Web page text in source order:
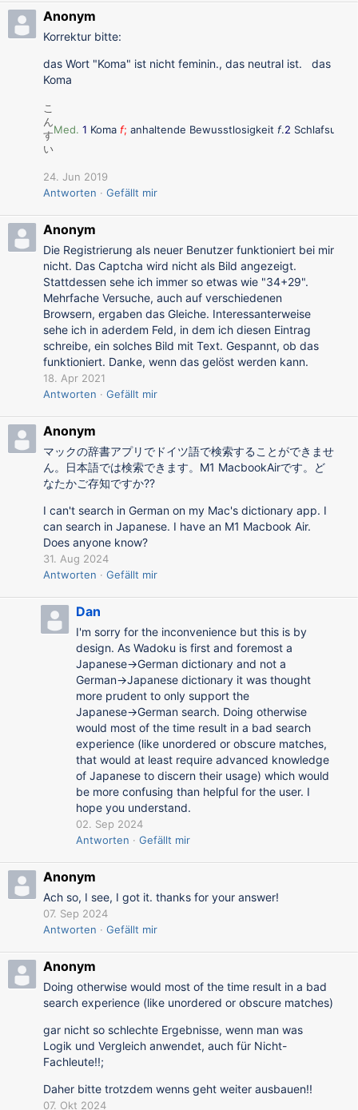
Anonym
Korrektur bitte:
das Wort "Koma" ist nicht feminin., das neutral ist. das
Koma
こ
ん
す
い
Med. 1 Komaf; anhaltende Bewusstlosigkeit f.2 Schlafsucht
24. Jun 2019
Antworten
Gefällt mir
Anonym
Die Registrierung als neuer Benutzer funktioniert bei mir
nicht. Das Captcha wird nicht als Bild angezeigt.
Stattdessen sehe ich immer so etwas wie "34+29".
Mehrfache Versuche, auch auf verschiedenen
Browsern, ergaben das Gleiche. Interessanterweise
sehe ich in aderdem Feld, in dem ich diesen Eintrag
schreibe, ein solches Bild mit Text. Gespannt, ob das
funktioniert. Danke, wenn das gelöst werden kann.
18. Apr 2021
Antworten
Gefällt mir
Anonym
マックの辞書アプリでドイツ語で検索することができませ
ん。日本語では検索できます。M1 MacbookAirです。ど
なたかご存知ですか??
I can't search in German on my Mac's dictionary app. I
can search in Japanese. I have an M1 Macbook Air.
Does anyone know?
31. Aug 2024
Antworten
Gefällt mir
Dan
I'm sorry for the inconvenience but this is by
design. As Wadoku is first and foremost a
Japanese→German dictionary and not a
German→Japanese dictionary it was thought
more prudent to only support the
Japanese→German search. Doing otherwise
would most of the time result in a bad search
experience (like unordered or obscure matches,
that would at least require advanced knowledge
of Japanese to discern their usage) which would
be more confusing than helpful for the user. I
hope you understand.
02. Sep 2024
Antworten
Gefällt mir
Anonym
Ach so, I see, I got it. thanks for your answer!
07. Sep 2024
Antworten
Gefällt mir
Anonym
Doing otherwise would most of the time result in a bad
search experience (like unordered or obscure matches)
gar nicht so schlechte Ergebnisse, wenn man was
Logik und Vergleich anwendet, auch für Nicht-
Fachleute!!;
Daher bitte trotzdem wenns geht weiter ausbauen!!
07. Okt 2024